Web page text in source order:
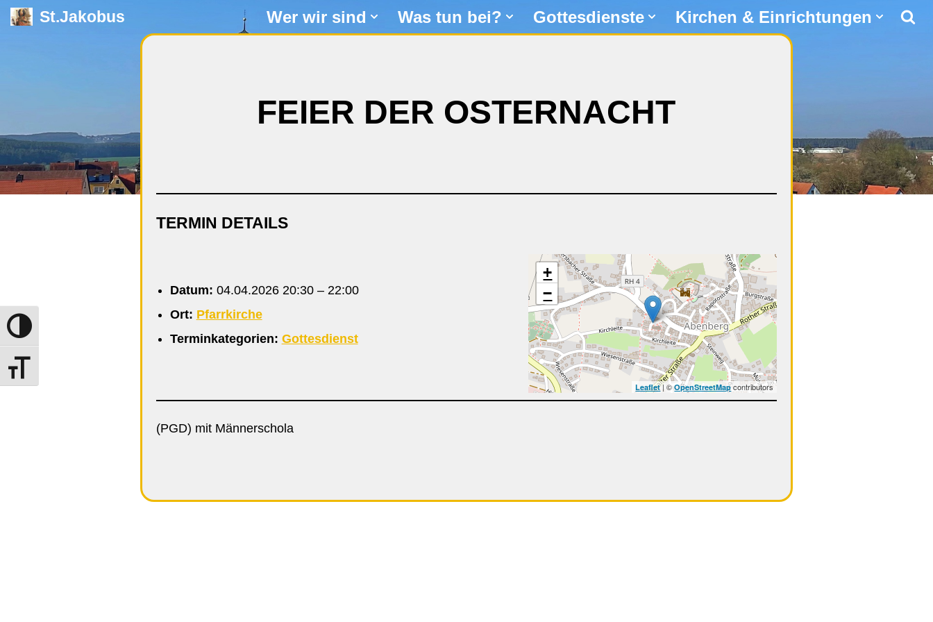
Umschalten auf hohe Kontraste
Schrift vergrößern
St.Jakobus Wer wir sind Was tun bei? Gottesdienste Kirchen & Einrichtungen
FEIER DER OSTERNACHT
TERMIN DETAILS
Datum: 04.04.2026 20:30– 22:00
Ort: Pfarrkirche
Terminkategorien: Gottesdienst
+
−
Leaflet| ©OpenStreetMapcontributors
(PGD) mit Männerschola